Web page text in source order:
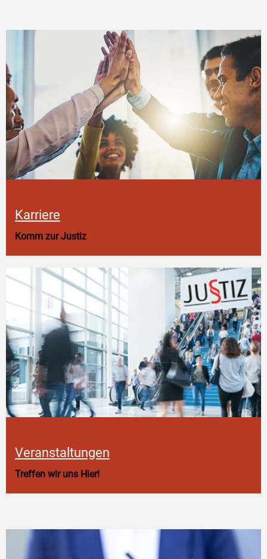
Karriere
Komm zur Justiz
Veranstaltungen
Treffen wir uns Hier!